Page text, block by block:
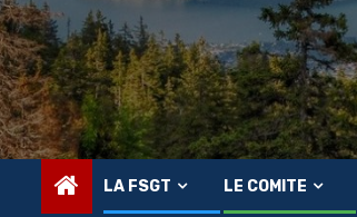
LA FSGT LE COMITE